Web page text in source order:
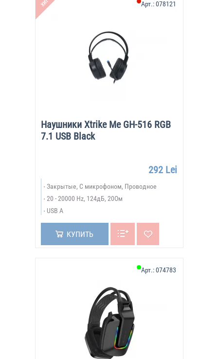
ХИТ
Наушники Xtrike Me GH-516 RGB
7.1 USB Black
Арт.:078121
292 Lei
Закрытые, С микрофоном, Проводное
20 - 20000 Hz, 124дБ, 20Ом
USB A
КУПИТЬ
Арт.:074783